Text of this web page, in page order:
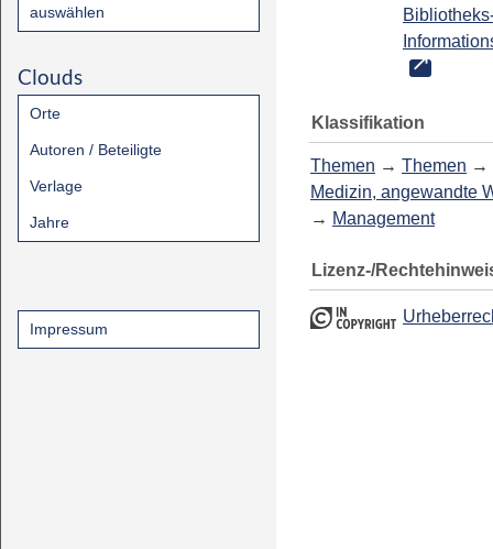
auswählen
Clouds
Orte
Autoren / Beteiligte
Verlage
Jahre
Impressum
Klassifikation
Themen → Themen →
Medizin, angewandte
→ Management
Lizenz-/